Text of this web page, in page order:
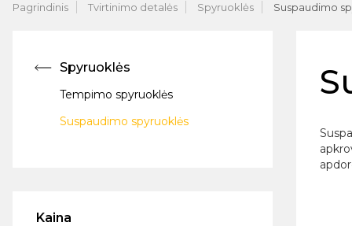
Pagrindinis Tvirtinimo detalės Spyruoklės Suspaudimo
Spyruoklės
Tempimo spyruoklės
Suspaudimo spyruoklės
Kaina